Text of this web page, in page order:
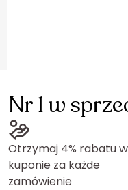
Nr 1 w
Otrzymaj 4% rabatu w
kuponie za każde
zamówienie